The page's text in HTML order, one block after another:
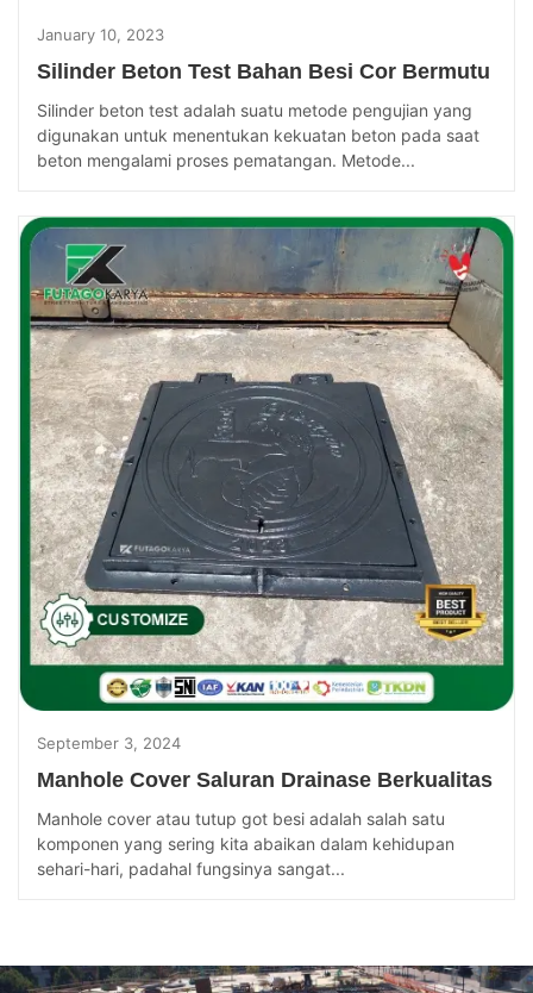
January 10, 2023
Silinder Beton Test Bahan Besi Cor Bermutu
Silinder beton test adalah suatu metode pengujian yang
digunakan untuk menentukan kekuatan beton pada saat
beton mengalami proses pematangan. Metode...
September 3, 2024
Manhole Cover Saluran Drainase Berkualitas
Manhole cover atau tutup got besi adalah salah satu
komponen yang sering kita abaikan dalam kehidupan
sehari-hari, padahal fungsinya sangat...